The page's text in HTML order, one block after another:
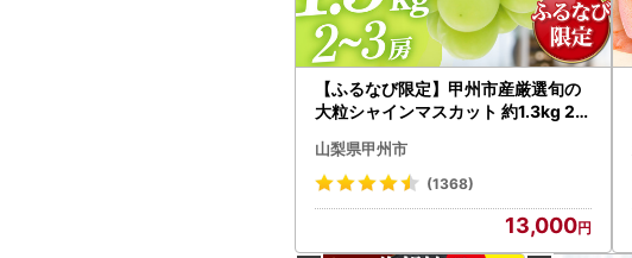
【ふるなび限定】甲州市産厳選旬の
大粒シャインマスカット 約1.3kg 2
472 FN-Limited-VO シャインマス
カット フルーツ
山梨県甲州市
(1368)
13,000